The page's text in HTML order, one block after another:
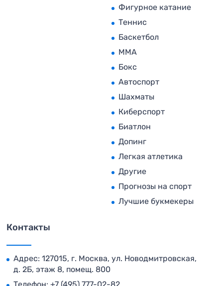
Фигурное катание
Теннис
Баскетбол
MMA
Бокс
Автоспорт
Шахматы
Киберспорт
Биатлон
Допинг
Легкая атлетика
Другие
Прогнозы на спорт
Лучшие букмекеры
Контакты
Адрес: 127015, г. Москва, ул. Новодмитровская,
д. 2Б, этаж 8, помещ. 800